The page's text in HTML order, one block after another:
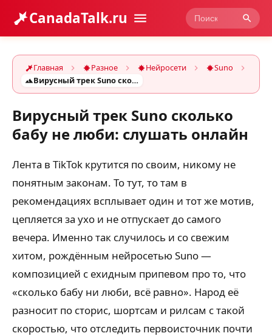
CanadaTalk.ru
Главная Разное Нейросети
Suno
Вирусный трек Suno сколько бабу не люби: слушать онлайн
Вирусный трек Suno сколько
бабу не люби: слушать онлайн
Лента в TikTok крутится по своим, никому не
понятным законам. То тут, то там в
рекомендациях всплывает один и тот же мотив,
цепляется за ухо и не отпускает до самого
вечера. Именно так случилось и со свежим
хитом, рождённым нейросетью Suno —
композицией с ехидным припевом про то, что
«сколько бабу ни люби, всё равно». Народ её
разносит по сторис, шортсам и рилсам с такой
скоростью, что отследить первоисточник почти